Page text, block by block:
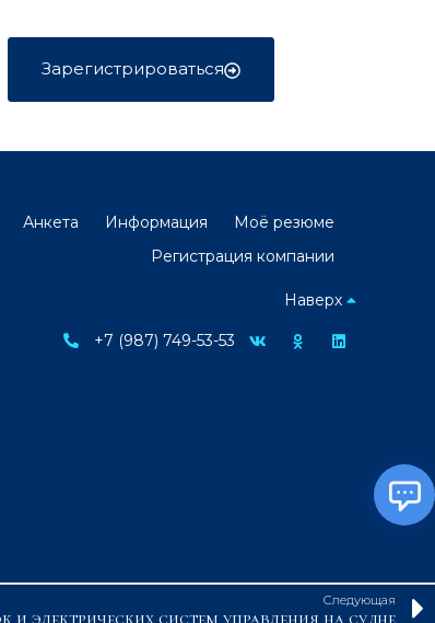
Следующая
и электрических систем управления на судне
Зарегистрироваться
Анкета Информация
Моё резюме
Регистрация компании
Наверх
+7 (987) 749-53-53